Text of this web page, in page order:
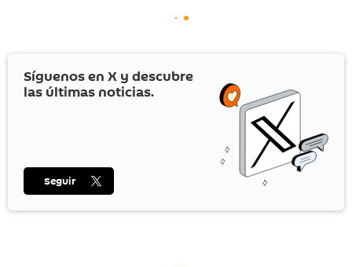
Síguenos en X y descubre
las últimas noticias.
Seguir